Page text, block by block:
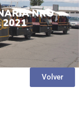
NRO
2021
Volver